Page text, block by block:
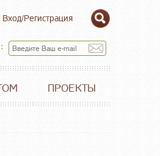
Вход/Регистрация
ПРОЕКТЫ